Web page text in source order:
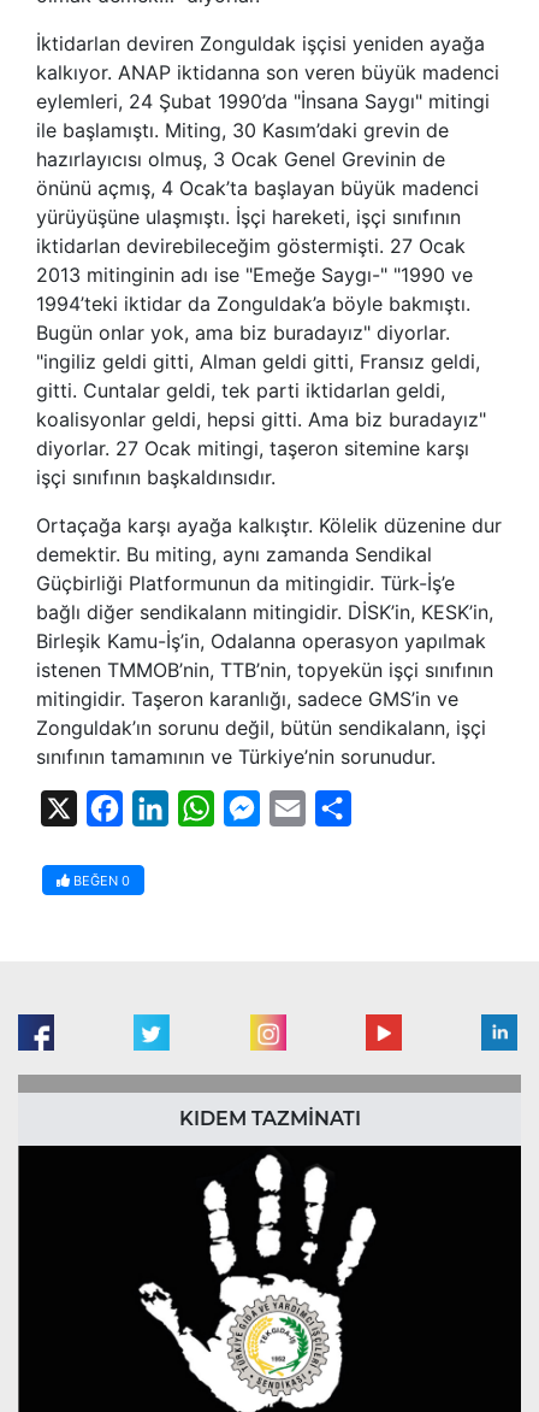
İktidarlan deviren Zonguldak işçisi yeniden ayağa
kalkıyor. ANAP iktidanna son veren büyük madenci
eylemleri, 24 Şubat 1990’da "İnsana Saygı" mitingi
ile başlamıştı. Miting, 30 Kasım’daki grevin de
hazırlayıcısı olmuş, 3 Ocak Genel Grevinin de
önünü açmış, 4 Ocak’ta başlayan büyük madenci
yürüyüşüne ulaşmıştı. İşçi hareketi, işçi sınıfının
iktidarlan devirebileceğim göstermişti. 27 Ocak
2013 mitinginin adı ise "Emeğe Saygı-" "1990 ve
1994’teki iktidar da Zonguldak’a böyle bakmıştı.
Bugün onlar yok, ama biz buradayız" diyorlar.
"ingiliz geldi gitti, Alman geldi gitti, Fransız geldi,
gitti. Cuntalar geldi, tek parti iktidarlan geldi,
koalisyonlar geldi, hepsi gitti. Ama biz buradayız"
diyorlar. 27 Ocak mitingi, taşeron sitemine karşı
işçi sınıfının başkaldınsıdır.
Ortaçağa karşı ayağa kalkıştır. Kölelik düzenine dur
demektir. Bu miting, aynı zamanda Sendikal
Güçbirliği Platformunun da mitingidir. Türk-İş’e
bağlı diğer sendikalann mitingidir. DİSK’in, KESK’in,
Birleşik Kamu-İş’in, Odalanna operasyon yapılmak
istenen TMMOB’nin, TTB’nin, topyekün işçi sınıfının
mitingidir. Taşeron karanlığı, sadece GMS’in ve
Zonguldak’ın sorunu değil, bütün sendikalann, işçi
sınıfının tamamının ve Türkiye’nin sorunudur.
FacebookLinkedInWhatsAppMessenger
Email
BEĞEN 0
KIDEM TAZMİNATI